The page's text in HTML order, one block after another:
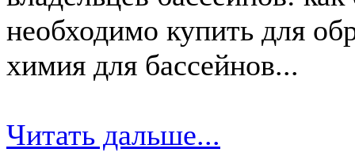
необходимо купить для
химия для бассейнов...
Читать дальше...